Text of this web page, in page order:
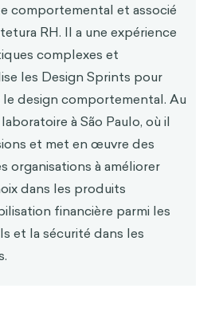
Versus Maladaptive
Computer-Mediated
: Advance online
Senecal, E., Park, J., Burson,
H., Bremner, R.,
O. (2014). Self-Talk as a
and social psychology,
Moser, J. S., Gelman, S. A.,
changements linguistiques :
sans effort vers la
comportemental et associé
RH. Il a une expérience
complexes et
les Design Sprints pour
design comportemental. Au
à São Paulo, où il
et met en œuvre des
organisations à améliorer
dans les produits
financière parmi les
et la sécurité dans les